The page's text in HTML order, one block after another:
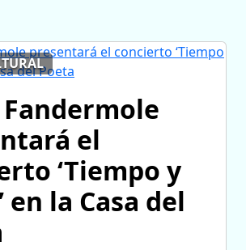
Fandermole
el
‘Tiempo y
en la Casa del